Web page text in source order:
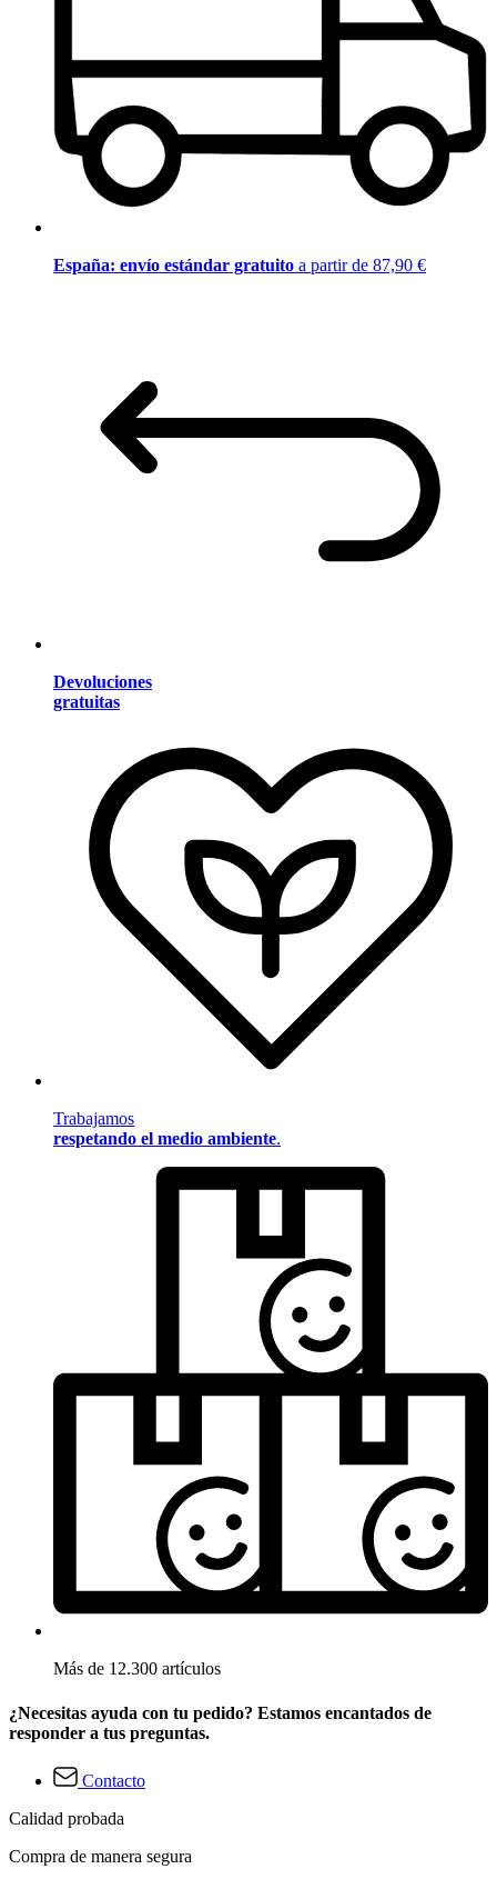
España: envío estándar gratuito a partir de 87,90 €
Devoluciones
gratuitas
Trabajamos
respetando el medio ambiente.
Más de 12.300 artículos
¿Necesitas ayuda con tu pedido? Estamos encantados de
responder a tus preguntas.
Contacto
Calidad probada
Compra de manera segura